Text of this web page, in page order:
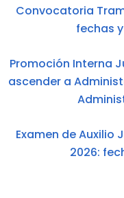
Convocatoria
fechas
Promoción Interna
ascender a
Examen de Auxilio
2026: